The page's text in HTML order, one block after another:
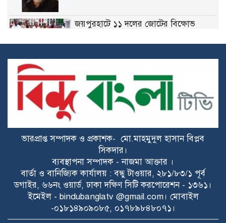
জয়পুরহাটে ১১ দলের জোটের বিক্ষোভ
সচেতনতামূলক কর্মসূচি
গ্যাসের ভোগান্তি কমার আশা, আংশিক সচল
মহেশখালীর এলএনজি টার্মিনাল
হাসিনাকে সুযোগ দিয়ে কী অর্জন করতে চায়
ভারত? প্রশ্ন তুলল বিএনপি
ডকুমেন্টরিতে আবু সাঈদ ও খালেদা জিয়ার
ছবি না থাকা নিয়ে যা বললেন রাষ্ট্রপতি
ভারপ্রাপ্ত সম্পাদক ও প্রকাশক- মো.মাহমুদুল হাসান বিপ্লব
সিকদার।
ব্যবস্থাপনা সম্পাদক - নাজমা আক্তার ।
বার্তা ও বানিজ্যিক কার্যালয় : বন্ধু টাওয়ার, ২৮১/৮৩/১ পূর্ব
ডগাইর, ৬৬নং ওয়ার্ড, ঢাকা দক্ষিণ সিটি করপোরেশন - ১৩৬১।
ইমেইল - bindubanglatv @gmail.com। মোবাইল
-০১৮১৪৯০৯০৮৫, ০১৭৮৯৮৪৮০৭১।